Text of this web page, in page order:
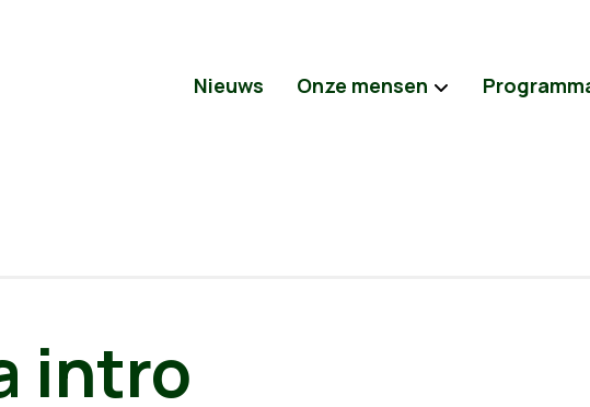
Nieuws Onze mensen
intro